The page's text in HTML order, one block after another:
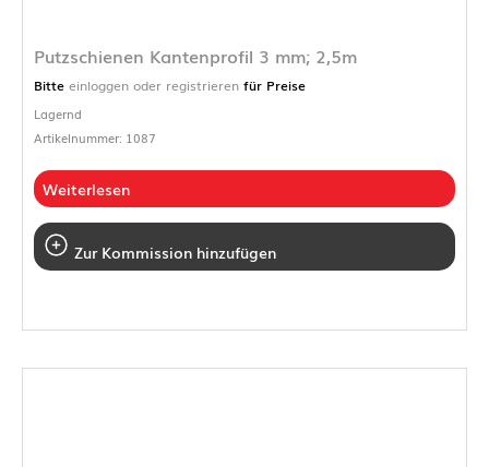
Putzschienen Kantenprofil 3 mm; 2,5m
Bitte einloggen oder registrieren für Preise
Lagernd
Artikelnummer: 1087
Weiterlesen
Zur Kommission hinzufügen